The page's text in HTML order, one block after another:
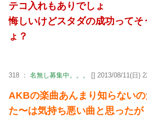
テコ入れもありでしょ
悔しいけどスタダの成功ってそ
ょ？
318 ： 名無し募集中。。。 [] 2013/08/11(日)
AKBの楽曲あんまり知らない
た〜は気持ち悪い曲と思ったが